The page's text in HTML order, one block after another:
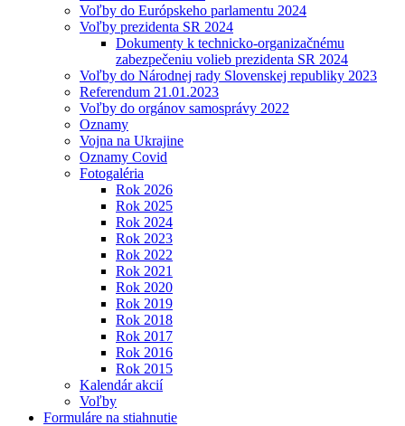
Voľby do Európskeho parlamentu 2024
Voľby prezidenta SR 2024
Dokumenty k technicko-organizačnému
zabezpečeniu volieb prezidenta SR 2024
Voľby do Národnej rady Slovenskej republiky 2023
Referendum 21.01.2023
Voľby do orgánov samosprávy 2022
Oznamy
Vojna na Ukrajine
Oznamy Covid
Fotogaléria
Rok 2026
Rok 2025
Rok 2024
Rok 2023
Rok 2022
Rok 2021
Rok 2020
Rok 2019
Rok 2018
Rok 2017
Rok 2016
Rok 2015
Kalendár akcií
Voľby
Formuláre na stiahnutie